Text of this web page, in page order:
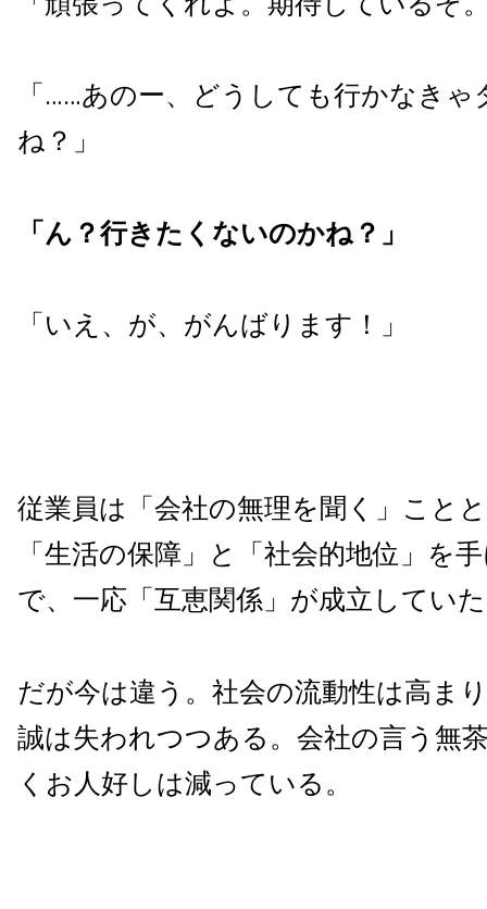
「……あのー、どうしても行かなきゃ
ね？」
「ん？行きたくないのかね？」
「いえ、が、がんばります！」
従業員は「会社の無理を聞く」こと
「生活の保障」と「社会的地位」を
で、一応「互恵関係」が成立してい
だが今は違う。社会の流動性は高ま
誠は失われつつある。会社の言う無
くお人好しは減っている。